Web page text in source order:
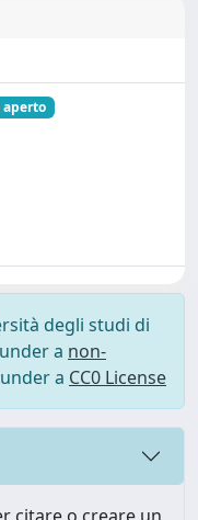
aperto
degli studi di
a non-
a CC0 License